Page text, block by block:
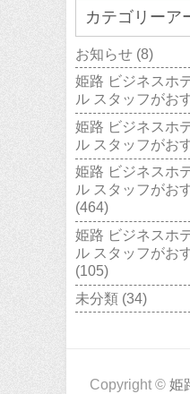
カテゴリーア
お知らせ (8)
姫路 ビジネスホ
ル スタッフがお
姫路 ビジネスホ
ル スタッフがお
姫路 ビジネスホ
ル スタッフがお
(464)
姫路 ビジネスホ
ル スタッフがお
(105)
未分類 (34)
Copyright © 姫